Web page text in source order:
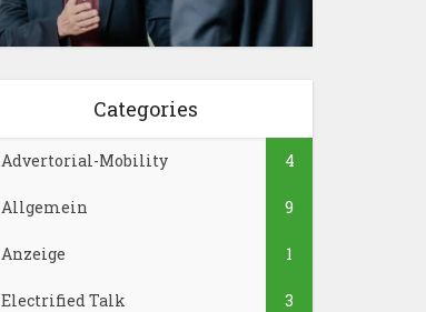
Categories
Advertorial-Mobility 4
Allgemein 9
Anzeige 1
Electrified Talk 3